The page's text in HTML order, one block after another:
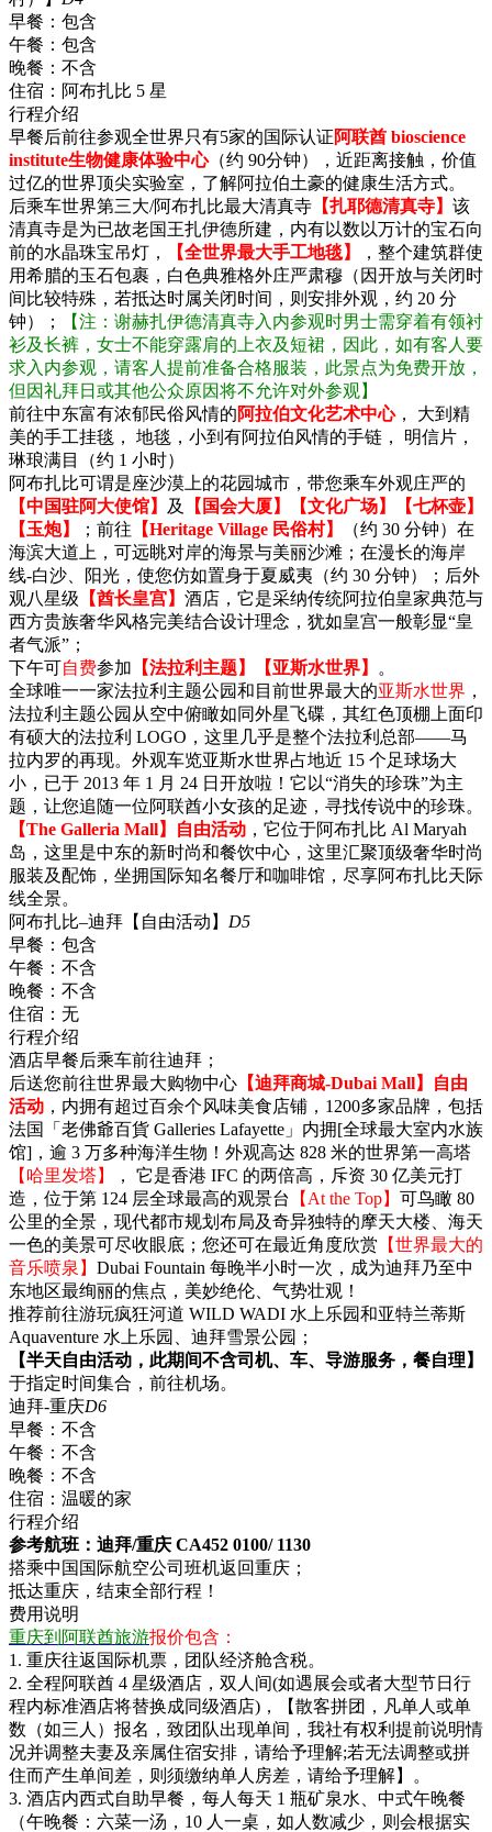
早餐： 包含
午餐： 包含
晚餐： 不含
住宿： 阿布扎比 5 星
行程介绍
早餐后前往参观全世界只有5家的国际认证阿联酋 bioscience
institute生物健康体验中心（约 90分钟），近距离接触，价值
过亿的世界顶尖实验室，了解阿拉伯土豪的健康生活方式。
后乘车世界第三大/阿布扎比最大清真寺 【扎耶德清真寺】 该
清真寺是为已故老国王扎伊德所建，内有以数以万计的宝石向
前的水晶珠宝吊灯，
【全世界最大手工地毯】
，整个建筑群使
用希腊的玉石包裹，白色典雅格外庄严肃穆（因开放与关闭时
间比较特殊，若抵达时属关闭时间，则安排外观，约 20 分
钟）；
【注：谢赫扎伊德清真寺入内参观时男士需穿着有领衬
衫及长裤，女士不能穿露肩的上衣及短裙，因此，如有客人要
求入内参观，请客人提前准备合格服装，此景点为免费开放，
但因礼拜日或其他公众原因将不允许对外参观】
前往中东富有浓郁民俗风情的阿拉伯文化艺术中心， 大到精
美的手工挂毯， 地毯，小到有阿拉伯风情的手链， 明信片，
琳琅满目（约 1 小时）
阿布扎比可谓是座沙漠上的花园城市，带您乘车外观庄严的
【中国驻阿大使馆】
及
【国会大厦】【文化广场】【七杯壶】
【玉炮】
；前往 【Heritage Village 民俗村】
（约 30 分钟）在
海滨大道上，可远眺对岸的海景与美丽沙滩；在漫长的海岸
线-白沙、阳光，使您仿如置身于夏威夷（约 30 分钟）；后外
观八星级 【酋长皇宫】 酒店，它是采纳传统阿拉伯皇家典范与
西方贵族奢华风格完美结合设计理念，犹如皇宫一般彰显“皇
者气派”；
下午可自费参加 【法拉利主题】【亚斯水世界】
。
全球唯一一家法拉利主题公园和目前世界最大的亚斯水世界 ，
法拉利主题公园从空中俯瞰如同外星飞碟，其红色顶棚上面印
有硕大的法拉利 LOGO，这里几乎是整个法拉利总部——马
拉内罗的再现。外观车览亚斯水世界占地近 15 个足球场大
小，已于 2013 年 1 月 24 日开放啦！它以“消失的珍珠”为主
题，让您追随一位阿联酋小女孩的足迹，寻找传说中的珍珠。
【The Galleria Mall】自由活动 ，它位于阿布扎比 Al Maryah
岛，这里是中东的新时尚和餐饮中心，这里汇聚顶级奢华时尚
服装及配饰，坐拥国际知名餐厅和咖啡馆，尽享阿布扎比天际
线全景。
阿布扎比–迪拜【自由活动】 D5
早餐： 包含
午餐： 不含
晚餐： 不含
住宿： 无
行程介绍
酒店早餐后乘车前往迪拜；
后送您前往世界最大购物中心 【迪拜商城-Dubai Mall】自由
活动 ，内拥有超过百余个风味美食店铺，1200多家品牌，包括
法国「老佛爺百貨 Galleries Lafayette」内拥[全球最大室内水族
馆]，逾 3 万多种海洋生物！外观高达 828 米的世界第一高塔
【哈里发塔】
， 它是香港 IFC 的两倍高，斥资 30 亿美元打
造，位于第 124 层全球最高的观景台
【At the Top】 可鸟瞰 80
公里的全景，现代都市规划布局及奇异独特的摩天大楼、海天
一色的美景可尽收眼底；您还可在最近角度欣赏 【世界最大的
音乐喷泉】 Dubai Fountain 每晚半小时一次，成为迪拜乃至中
东地区最绚丽的焦点，美妙绝伦、气势壮观！
推荐前往游玩疯狂河道 WILD WADI 水上乐园和亚特兰蒂斯
Aquaventure 水上乐园、迪拜雪景公园；
【半天自由活动，此期间不含司机、车、导游服务，餐自理】
于指定时间集合，前往机场。
迪拜-重庆D6
早餐： 不含
午餐： 不含
晚餐： 不含
住宿： 温暖的家
行程介绍
参考航班：迪拜/重庆 CA452 0100/ 1130
搭乘中国国际航空公司班机返回重庆；
抵达重庆，结束全部行程！
费用说明
重庆到阿联酋旅游报价包含：
1. 重庆往返国际机票，团队经济舱含税。
2. 全程阿联酋 4 星级酒店，双人间(如遇展会或者大型节日行
程内标准酒店将替换成同级酒店)，【散客拼团，凡单人或单
数（如三人）报名，致团队出现单间，我社有权利提前说明情
况并调整夫妻及亲属住宿安排，请给予理解;若无法调整或拼
住而产生单间差，则须缴纳单人房差，请给予理解】。
3. 酒店内西式自助早餐，每人每天 1 瓶矿泉水、中式午晚餐
（午晚餐：六菜一汤，10 人一桌，如人数减少，则会根据实